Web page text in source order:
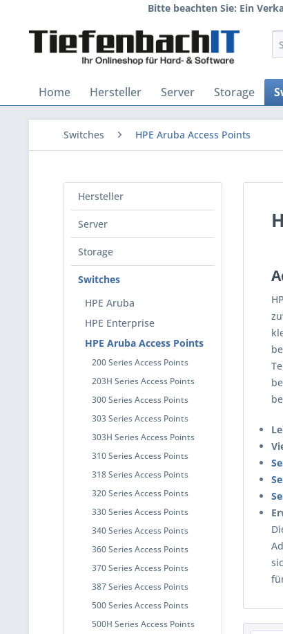
Bitte beachten Sie: Ein
Home Hersteller Server Storage
Switches HPE Aruba Access Points
Hersteller
Server
Storage
Switches
HPE Aruba
HPE Enterprise
HPE Aruba Access Points
200 Series Access Points
203H Series Access Points
300 Series Access Points
303 Series Access Points
303H Series Access Points
310 Series Access Points
318 Series Access Points
320 Series Access Points
330 Series Access Points
340 Series Access Points
360 Series Access Points
370 Series Access Points
387 Series Access Points
500 Series Access Points
500H Series Access Points